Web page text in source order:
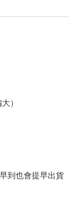
）
到也會提早出貨